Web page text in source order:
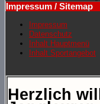
Impressum / Sitemap
Impressum
Datenschutz
Inhalt Hauptmenü
Inhalt Sportangebot
Herzlich